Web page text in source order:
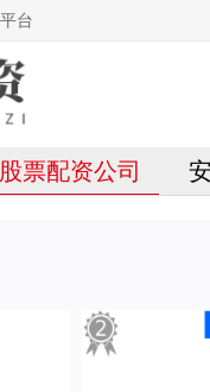
台
票配资公司